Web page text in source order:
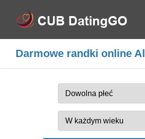
Darmowe randki online